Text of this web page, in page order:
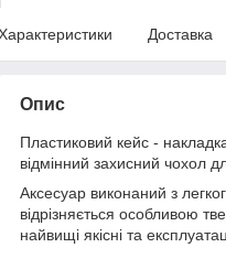
Доставка
Опис
Пластиковий кейс -
відмінний захисний чохол
Аксесуар виконаний з
відрізняється особливою
найвищі якісні та